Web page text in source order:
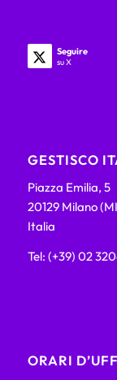
Seguire
su X
GESTISCO
Piazza Emilia, 5
20129 Milano
Italia
Tel: (+39) 02
ORARI